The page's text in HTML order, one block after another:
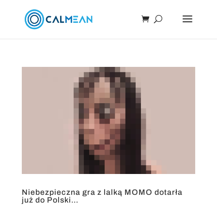
Niebezpieczna gra z lalką MOMO dotarła
już do Polski…